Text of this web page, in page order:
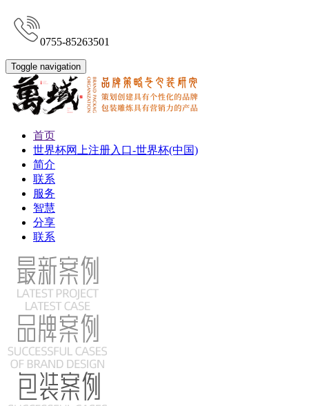
0755-85263501
Toggle navigation
首页
世界杯网上注册入口-世界杯(中国)
简介
联系
服务
智慧
分享
联系